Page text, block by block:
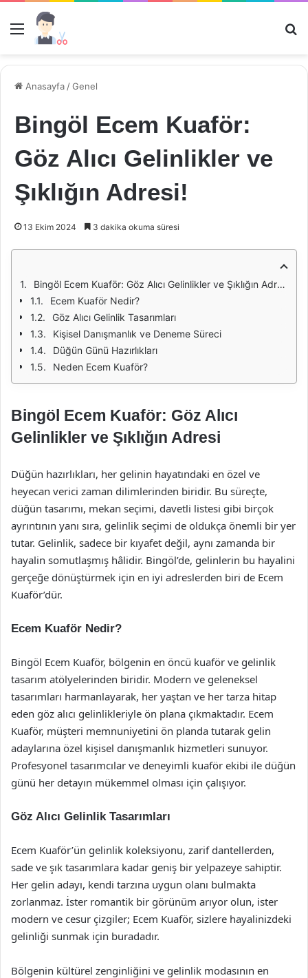
Menü
Anasayfa /Genel
Bingöl Ecem Kuaför:
Göz Alıcı Gelinlikler ve
Şıklığın Adresi!
13 Ekim 2024 3 dakika okuma süresi
Bingöl Ecem Kuaför: Göz Alıcı Gelinlikler ve Şıklığın Adresi
Ecem Kuaför Nedir?
Göz Alıcı Gelinlik Tasarımları
Kişisel Danışmanlık ve Deneme Süreci
Düğün Günü Hazırlıkları
Neden Ecem Kuaför?
Bingöl Ecem Kuaför: Göz Alıcı
Gelinlikler ve Şıklığın Adresi
Düğün hazırlıkları, her gelinin hayatındaki en özel ve
heyecan verici zaman dilimlerinden biridir. Bu süreçte,
düğün tasarımı, mekan seçimi, davetli listesi gibi birçok
ayrıntının yanı sıra, gelinlik seçimi de oldukça önemli bir yer
tutar. Gelinlik, sadece bir kıyafet değil, aynı zamanda bir
hayalin somutlaşmış hâlidir. Bingöl’de, gelinlerin bu hayalini
gerçeğe dönüştürmek için en iyi adreslerden biri de Ecem
Kuaför’dür.
Ecem Kuaför Nedir?
Bingöl Ecem Kuaför, bölgenin en öncü kuaför ve gelinlik
tasarım atölyelerinden biridir. Modern ve geleneksel
tasarımları harmanlayarak, her yaştan ve her tarza hitap
eden göz alıcı gelinlikleriyle ön plana çıkmaktadır. Ecem
Kuaför, müşteri memnuniyetini ön planda tutarak gelin
adaylarına özel kişisel danışmanlık hizmetleri sunuyor.
Profesyonel tasarımcılar ve deneyimli kuaför ekibi ile düğün
günü her detayın mükemmel olması için çalışıyor.
Göz Alıcı Gelinlik Tasarımları
Ecem Kuaför’ün gelinlik koleksiyonu, zarif dantellerden,
sade ve şık tasarımlara kadar geniş bir yelpazeye sahiptir.
Her gelin adayı, kendi tarzına uygun olanı bulmakta
zorlanmaz. İster romantik bir görünüm arıyor olun, ister
modern ve cesur çizgiler; Ecem Kuaför, sizlere hayalinizdeki
gelinliği sunmak için buradadır.
Bölgenin kültürel zenginliğini ve gelinlik modasının en